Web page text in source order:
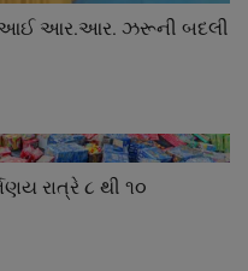
આર.આર. ઝરૂની બદલી
રાત્રે ૮ થી ૧૦